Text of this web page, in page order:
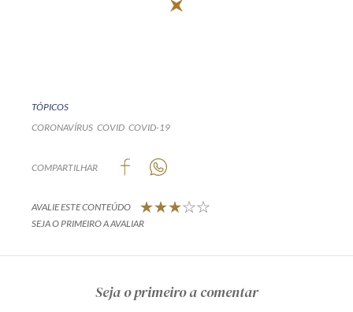
TÓPICOS
CORONAVÍRUS COVID COVID-19
COMPARTILHAR
AVALIE ESTE CONTEÚDO
SEJA O PRIMEIRO A AVALIAR
Seja o primeiro a comentar